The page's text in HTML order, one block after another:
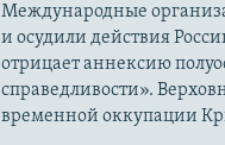
Международные
и осудили действия
отрицает аннексию
справедливости».
временной оккупации